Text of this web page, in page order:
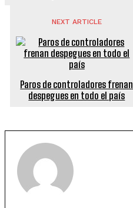
NEXT ARTICLE
Paros de controladores frenan
despegues en todo el país